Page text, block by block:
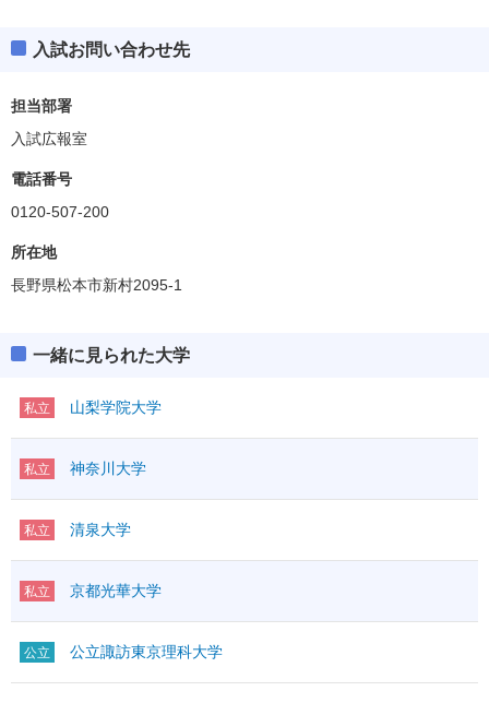
入試お問い合わせ先
担当部署
入試広報室
電話番号
0120-507-200
所在地
長野県松本市新村2095-1
一緒に見られた大学
私立 山梨学院大学
私立 神奈川大学
私立 清泉大学
私立 京都光華大学
公立 公立諏訪東京理科大学